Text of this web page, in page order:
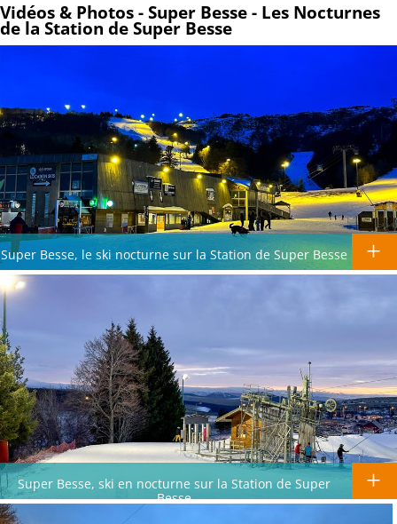
Vidéos & Photos - Super Besse - Les Nocturnes
de la Station de Super Besse
Super Besse, le ski nocturne sur la Station de Super Besse
Super Besse, ski en nocturne sur la Station de Super
Besse